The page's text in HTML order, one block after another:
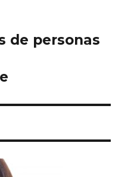
de personas